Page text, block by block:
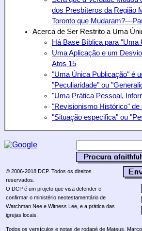
dos Presbíteros da Região
Toronto que
Acerca de Ser Restrito a Uma
Há Base Bíblica para "Uma
Uma Aplicação e um
Atos 15
"Uma Única Publicação" é
"Peculiaridade" ou
"Uma Prática Pessoal,
"Revisionismo Histórico" de
"Situação especifica" ou
© 2006-2018 DCP. Todos os direitos
reservados.
O DCP é um projeto que visa defender e
confirmar o ministério neotestamentário de
Watchman Nee e Witness Lee, e a prática das
igrejas locais.
Todos os versículos e notas de rodapé de Mateus,